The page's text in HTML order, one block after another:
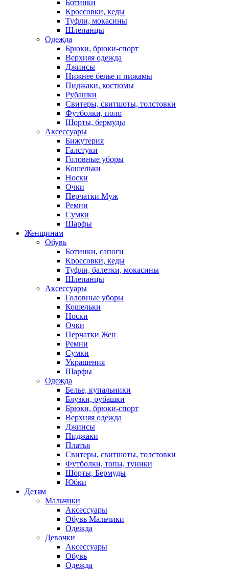
Ботинки
Кроссовки, кеды
Туфли, мокасины
Шлепанцы
Одежда
Брюки, брюки-спорт
Верхняя одежда
Джинсы
Нижнее белье и пижамы
Пиджаки, костюмы
Рубашки
Свитеры, свитшоты, толстовки
Футболки, поло
Шорты, бермуды
Аксессуары
Бижутерия
Галстуки
Головные уборы
Кошельки
Носки
Очки
Перчатки Муж
Ремни
Сумки
Шарфы
Женщинам
Обувь
Ботинки, сапоги
Кроссовки, кеды
Туфли, балетки, мокасины
Шлепанцы
Аксессуары
Головные уборы
Кошельки
Носки
Очки
Перчатки Жен
Ремни
Сумки
Украшения
Шарфы
Одежда
Белье, купальники
Блузки, рубашки
Брюки, брюки-спорт
Верхняя одежда
Джинсы
Пиджаки
Платья
Свитеры, свитшоты, толстовки
Футболки, топы, туники
Шорты, Бермуды
Юбки
Детям
Мальчики
Аксессуары
Обувь Мальчики
Одежда
Девочки
Аксессуары
Обувь
Одежда